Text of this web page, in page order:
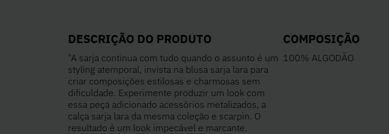
DESCRIÇÃO DO PRODUTO
"A sarja continua com tudo quando o assunto é um
styling atemporal, invista na blusa sarja lara para
criar composições estilosas e charmosas sem
dificuldade. Experimente produzir um look com
essa peça adicionado acessórios metalizados, a
calça sarja lara da mesma coleção e scarpin. O
resultado é um look impecável e marcante.
COMPOSIÇÃO
100% ALGODÃO